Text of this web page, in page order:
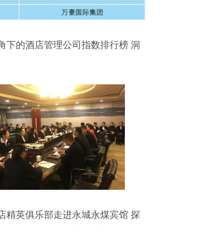
下的酒店管理公司指数排行榜 洞
精英俱乐部走进永城永煤宾馆 探